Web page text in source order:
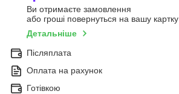
Ви отримаєте замовлення
або гроші повернуться на вашу картку
Детальніше
Післяплата
Оплата на рахунок
Готівкою